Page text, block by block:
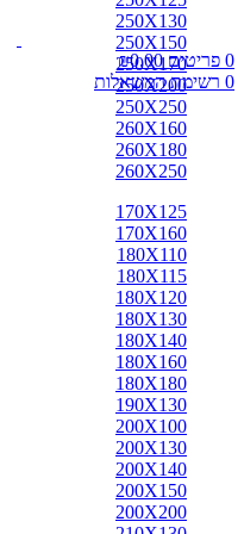
0 פריטים ₪0.00
0 רשימת המשאלות
250X130
250X150
250X170
250X200
250X250
260X160
260X180
260X250
170X125
170X160
180X110
180X115
180X120
180X130
180X140
180X160
180X180
190X130
200X100
200X130
200X140
200X150
200X200
שטיחים
לפי סוג
אבאדה
אובוסון
אוזבקי
איספהאן
אנגלי
אפגן
באלוצי
בוכרה
בחטיאר
ביג'אר
בירגאנד
בלגי
ברבר
ג'יג'ים
גאבה
גבה
גוש'אגן
גושאגאן
דורוחש
האגלו
הודי